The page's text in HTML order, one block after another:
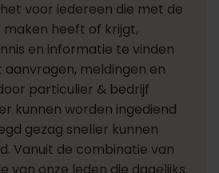
voor iedereen die met de
heeft of krijgt,
en informatie te vinden
aanvragen, meldingen en
particulier & bedrijf
kunnen worden ingediend
gezag sneller kunnen
Vanuit de combinatie van
van onze leden die dagelijks